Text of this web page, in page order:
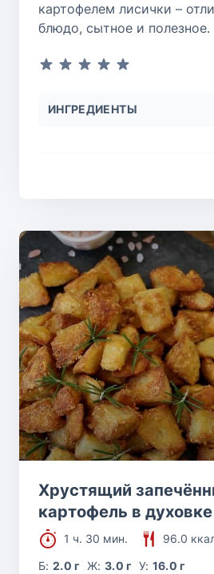
картофелем лисички –
блюдо, сытное и полезное.
ИНГРЕДИЕНТЫ
Хрустящий
картофель в духовке
1 ч. 30 мин.
96.0
Б:2.0 г Ж: 3.0 г У: 16.0 г